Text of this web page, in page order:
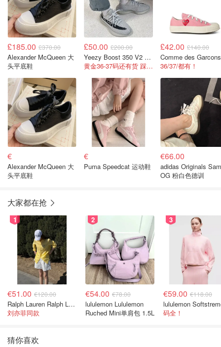
£185.00 £370.00
Alexander McQueen 大
头平底鞋
£50.00 £200.00
Yeezy Boost 350 V2 休闲鞋
黄金36-37码还有货 踩屎感让你暴走都不累
£42.00 £140.00
36/37/都有！
€
Alexander McQueen 大
头平底鞋
€
Puma Speedcat 运动鞋
€66.00
adidas Originals Samba
OG 粉白色德训
大家都在抢
1
€51.00 €120.00
Ralph Lauren Ralph Lauren 男童亚麻衬衫
刘亦菲同款
2
€54.00 €78.00
lululemon Lululemon
Ruched Mini单肩包 1.5L
3
€59.00 €118.00
码全！
猜你喜欢